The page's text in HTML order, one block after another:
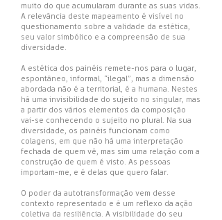
muito do que acumularam durante as suas vidas.
A relevância deste mapeamento é visível no
questionamento sobre a validade da estética,
seu valor simbólico e a compreensão de sua
diversidade.
A estética dos painéis remete-nos para o lugar,
espontâneo, informal, “ilegal”, mas a dimensão
abordada não é a territorial, é a humana. Nestes
há uma invisibilidade do sujeito no singular, mas
a partir dos vários elementos da composição
vai-se conhecendo o sujeito no plural. Na sua
diversidade, os painéis funcionam como
colagens, em que não há uma interpretação
fechada de quem vê, mas sim uma relação com a
construção de quem é visto. As pessoas
importam-me, e é delas que quero falar.
O poder da autotransformação vem desse
contexto representado e é um reflexo da ação
coletiva da resiliência. A visibilidade do seu